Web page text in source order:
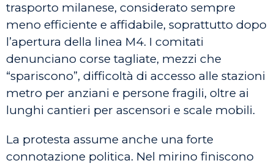
trasporto milanese, considerato sempre
meno efficiente e affidabile, soprattutto dopo
l’apertura della linea M4. I comitati
denunciano corse tagliate, mezzi che
“spariscono”, difficoltà di accesso alle stazioni
metro per anziani e persone fragili, oltre ai
lunghi cantieri per ascensori e scale mobili.
La protesta assume anche una forte
connotazione politica. Nel mirino finiscono